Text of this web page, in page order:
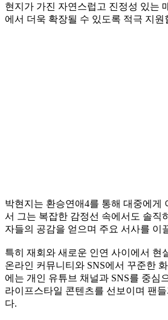
현지가 가진 자연스럽고 진정성 있는
에서 더욱 확장될 수 있도록 적극 지원
박현지는 환승연애4를 통해 대중에게
서 그는 복잡한 감정선 속에서도 솔직
자들의 공감을 얻으며 주요 서사를 이
특히 재회와 새로운 인연 사이에서 현
온라인 커뮤니티와 SNS에서 꾸준한
에는 개인 유튜브 채널과 SNS를 중심
라이프스타일 콘텐츠를 선보이며 팬
다.